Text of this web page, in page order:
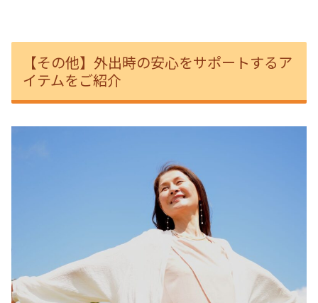
【その他】外出時の安心をサポートするア
イテムをご紹介